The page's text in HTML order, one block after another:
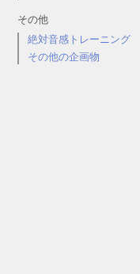
その他
絶対音感トレーニング
その他の企画物